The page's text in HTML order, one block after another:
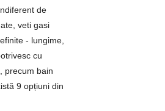
de
veti gasi
- lungime,
cu
precum bain
9 opțiuni din